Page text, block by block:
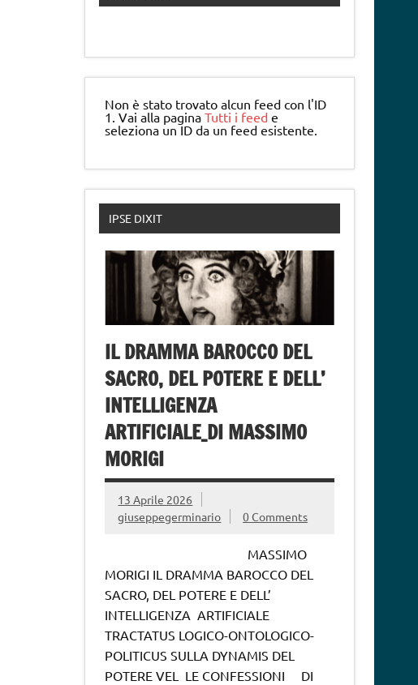
Non è stato trovato alcun feed con l'ID
1. Vai alla paginaTutti i feed e
seleziona un ID da un feed esistente.
IPSE DIXIT
IL DRAMMA BAROCCO DEL
SACRO, DEL POTERE E DELL’
INTELLIGENZA
ARTIFICIALE_DI MASSIMO
MORIGI
13 Aprile 2026
giuseppegerminario
0 Comments
MASSIMO
MORIGI IL DRAMMA BAROCCO DEL
SACRO, DEL POTERE E DELL’
INTELLIGENZA ARTIFICIALE
TRACTATUS LOGICO-ONTOLOGICO-
POLITICUS SULLA DYNAMIS DEL
POTERE VEL LE CONFESSIONI DI